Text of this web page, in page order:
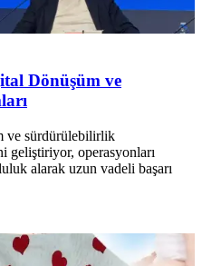
Dönüşüm ve
ve sürdürülebilirlik
geliştiriyor, operasyonları
alarak uzun vadeli başarı